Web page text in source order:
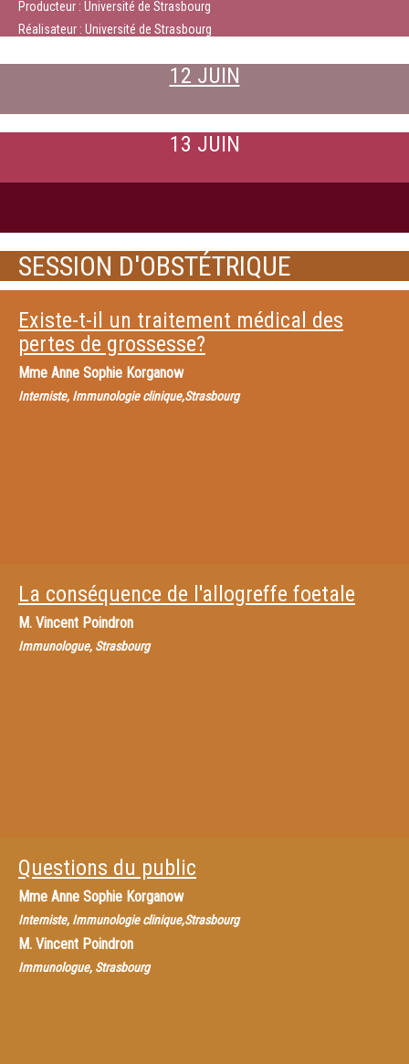
Producteur : Université de Strasbourg
Réalisateur : Université de Strasbourg
12 JUIN
13 JUIN
SESSION D'OBSTÉTRIQUE
Existe-t-il un traitement médical des
pertes de grossesse?
Mme Anne Sophie Korganow
Interniste, Immunologie clinique,Strasbourg
La conséquence de l'allogreffe foetale
M. Vincent Poindron
Immunologue, Strasbourg
Questions du public
Mme Anne Sophie Korganow
Interniste, Immunologie clinique,Strasbourg
M. Vincent Poindron
Immunologue, Strasbourg